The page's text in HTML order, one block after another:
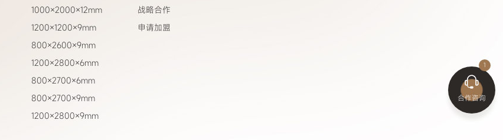
1000×2000×12mm
1200×1200×9mm
800×2600×9mm
1200×2800×6mm
800×2700×6mm
800×2700×9mm
1200×2800×9mm
战略合作
申请加盟
合作咨询